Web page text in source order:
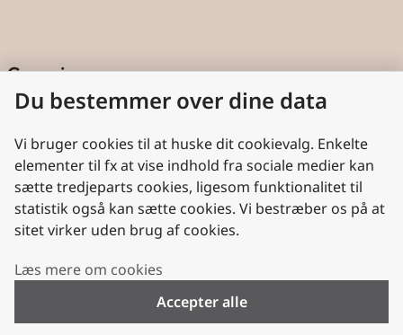
Genveje
Cookies
Aktindsigt
Persondatabeskyttelse
Nyttige links
Plan- og Landdistriktsstyrelsen
Folkekirken.dk
Du bestemmer over dine data
Vi bruger cookies til at huske dit cookievalg. Enkelte
elementer til fx at vise indhold fra sociale medier kan
sætte tredjeparts cookies, ligesom funktionalitet til
statistik også kan sætte cookies. Vi bestræber os på at
sitet virker uden brug af cookies.
Læs mere om cookies
Accepter alle